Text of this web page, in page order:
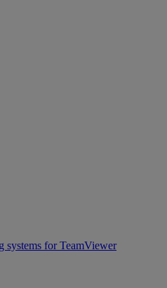
systems for TeamViewer